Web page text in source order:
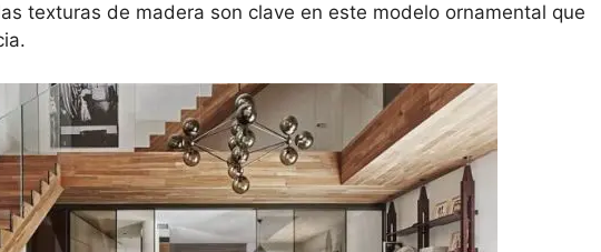
texturas de madera son clave en este modelo ornamental que